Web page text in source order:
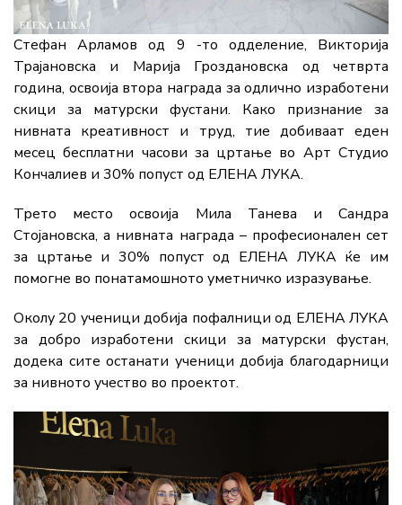
Стефан Арламов од 9 -то одделение, Викторија
Трајановска и Марија Гроздановска од четврта
година, освоија втора награда за одлично изработени
скици за матурски фустани. Како признание за
нивната креативност и труд, тие добиваат еден
месец бесплатни часови за цртање во Арт Студио
Кончалиев и 30% попуст од ЕЛЕНА ЛУКА.
Трето место освоија Мила Танева и Сандра
Стојановска, a нивната награда – професионален сет
за цртање и 30% попуст од ЕЛЕНА ЛУКА ќе им
помогне во понатамошното уметничко изразување.
Околу 20 ученици добија пофалници од ЕЛЕНА ЛУКА
за добро изработени скици за матурски фустан,
додека сите останати ученици добија благодарници
за нивното учество во проектот.